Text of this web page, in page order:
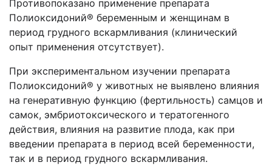
Противопоказано применение препарата
Полиоксидоний® беременным и женщинам в
период грудного вскармливания (клинический
опыт применения отсутствует).
При экспериментальном изучении препарата
Полиоксидоний® у животных не выявлено влияния
на генеративную функцию (фертильность) самцов и
самок, эмбриотоксического и тератогенного
действия, влияния на развитие плода, как при
введении препарата в период всей беременности,
так и в период грудного вскармливания.